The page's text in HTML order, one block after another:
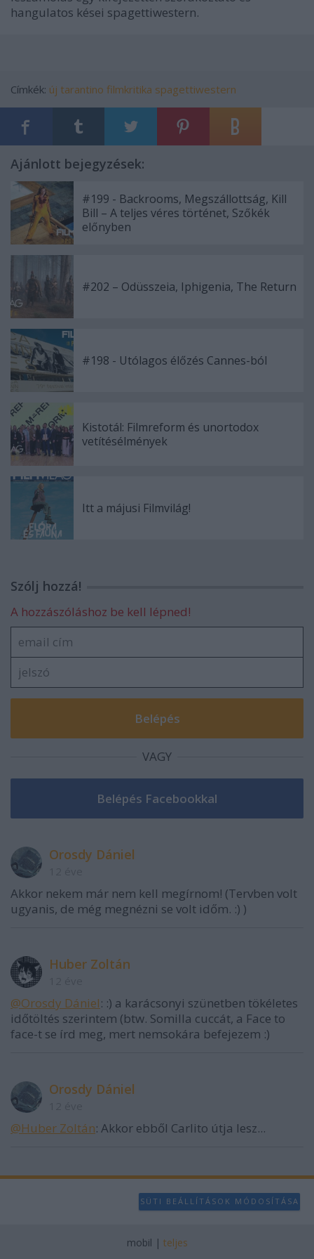
hangulatos kései spagettiwestern.
Címkék: új tarantino filmkritika spagettiwestern
Ajánlott bejegyzések:
#199 - Backrooms, Megszállottság, Kill
Bill – A teljes véres történet, Szőkék
előnyben
#202 – Odüsszeia, Iphigenia, The Return
#198 - Utólagos élőzés Cannes-ból
Kistotál: Filmreform és unortodox
vetítésélmények
Itt a májusi Filmvilág!
Szólj hozzá!
A hozzászóláshoz be kell lépned!
VAGY
Orosdy Dániel
Akkor nekem már nem kell megírnom! (Tervben volt
ugyanis, de még megnézni se volt időm. :) )
Huber Zoltán
@Orosdy Dániel: :) a karácsonyi szünetben tökéletes
időtöltés szerintem (btw. Somilla cuccát, a Face to
face-t se írd meg, mert nemsokára befejezem :)
Orosdy Dániel
@Huber Zoltán: Akkor ebből Carlito útja lesz...
SÜTI BEÁLLÍTÁSOK MÓDOSÍTÁSA
mobil | teljes